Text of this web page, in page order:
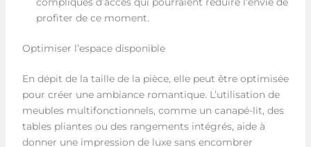
profiter de ce moment.
Optimiser l’espace disponible
En dépit de la taille de la pièce, elle peut être optimisée
pour créer une ambiance romantique. L’utilisation de
meubles multifonctionnels, comme un canapé-lit, des
tables pliantes ou des rangements intégrés, aide à
donner une impression de luxe sans encombrer